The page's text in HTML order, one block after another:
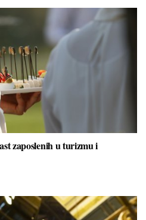
zaposlenih u turizmu i